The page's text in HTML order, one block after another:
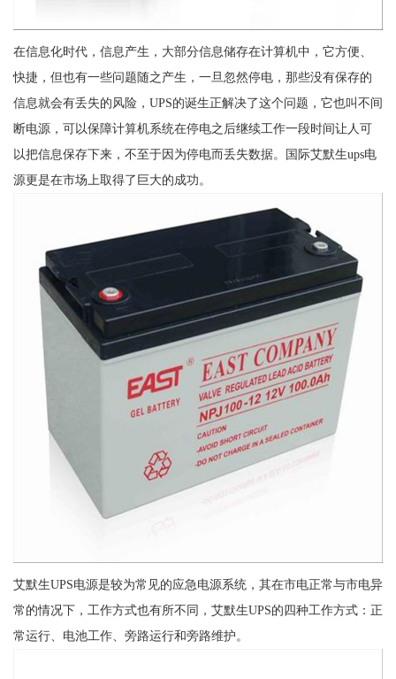
在信息化时代，信息产生，大部分信息储存在计算机中，它方便、
快捷，但也有一些问题随之产生，一旦忽然停电，那些没有保存的
信息就会有丢失的风险，UPS的诞生正解决了这个问题，它也叫不间
断电源，可以保障计算机系统在停电之后继续工作一段时间让人可
以把信息保存下来，不至于因为停电而丢失数据。国际艾默生ups电
源更是在市场上取得了巨大的成功。
艾默生UPS电源是较为常见的应急电源系统，其在市电正常与市电异
常的情况下，工作方式也有所不同，艾默生UPS的四种工作方式：正
常运行、电池工作、旁路运行和旁路维护。